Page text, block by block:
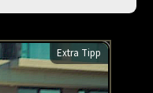
Extra Tipp